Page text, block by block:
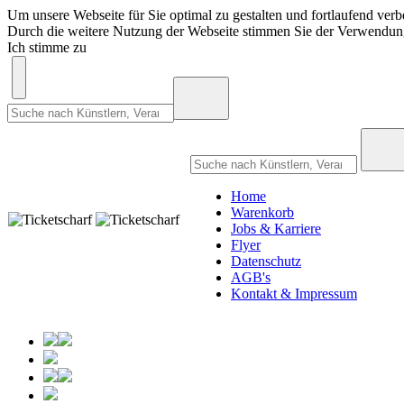
Um unsere Webseite für Sie optimal zu gestalten und fortlaufend
Durch die weitere Nutzung der Webseite stimmen Sie der
Ich stimme zu
Home
Warenkorb
Jobs & Karriere
Flyer
Datenschutz
AGB's
Kontakt & Impressum